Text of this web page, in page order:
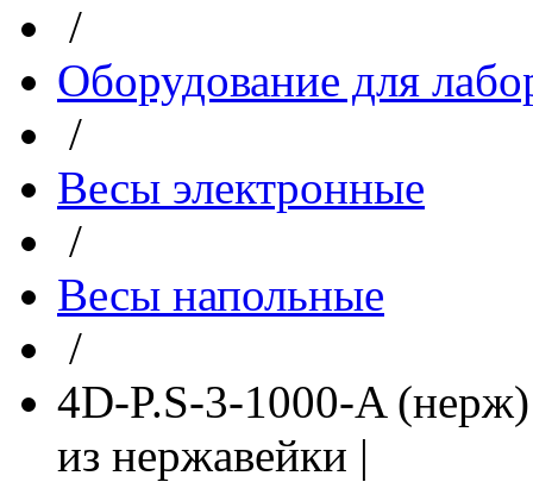
/
Оборудование для
/
Весы электронные
/
Весы напольные
/
4D-P.S-3-1000-A
из нержавейки |